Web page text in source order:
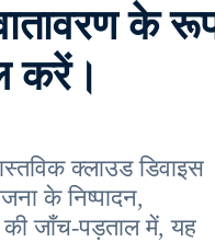
के
करें।
क्लाउड डिवाइस
के निष्पादन,
जाँच-पड़ताल में, यह